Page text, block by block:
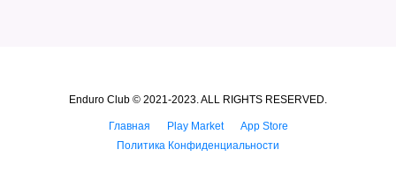
Enduro Club © 2021-2023. ALL RIGHTS RESERVED.
Главная Play Market
App Store
Политика Конфиденциальности